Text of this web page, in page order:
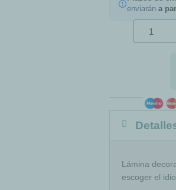
enviarána
Lámina
escoger el